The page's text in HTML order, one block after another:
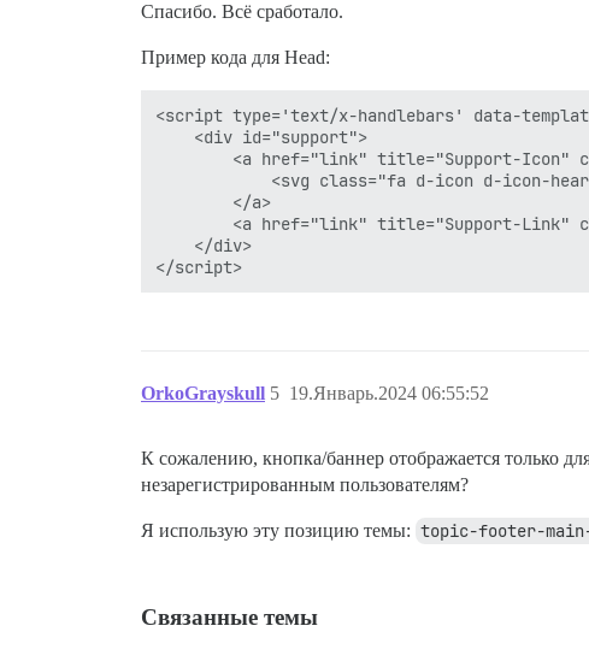
Спасибо. Всё сработало.
Пример кода для Head:
<script type='text/x-handlebars' data-
    </div>
OrkoGrayskull 19.Январь.2024 06:55:52
5
К сожалению, кнопка/баннер отображается только
незарегистрированным пользователям?
Я использую эту позицию темы: topic-footer-
Связанные темы